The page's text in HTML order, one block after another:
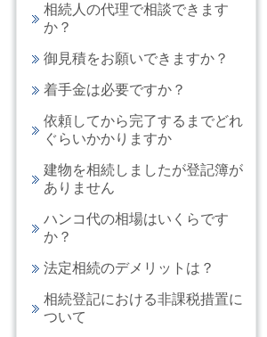
相続人の代理で相談できます
か？
御見積をお願いできますか？
着手金は必要ですか？
依頼してから完了するまでどれ
ぐらいかかりますか
建物を相続しましたが登記簿が
ありません
ハンコ代の相場はいくらです
か？
法定相続のデメリットは？
相続登記における非課税措置に
ついて